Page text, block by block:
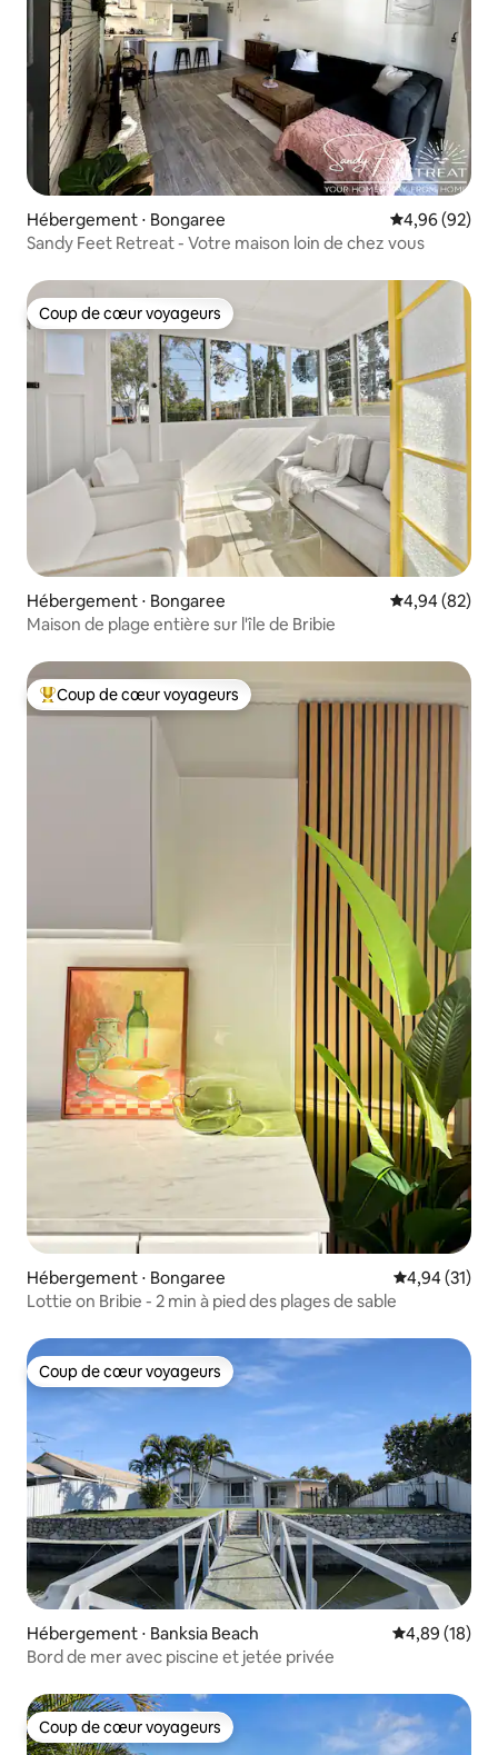
Hébergement ⋅ Bongaree Évaluation
4,96 (92)
Sandy Feet Retreat - Votre maison loin de chez vous
Coup de cœur voyageurs
Coup de cœur voyageurs
Hébergement ⋅ Bongaree Évaluation
4,94 (82)
Maison de plage entière sur l'île de Bribie
Coups de cœur voyageurs les plus appréciés
Coup de cœur voyageurs
Hébergement ⋅ Bongaree Évaluation
4,94 (31)
Lottie on Bribie - 2 min à pied des plages de sable
Coup de cœur voyageurs
Coup de cœur voyageurs
Hébergement ⋅ Banksia Beach Évaluation
4,89 (18)
Bord de mer avec piscine et jetée privée
Coup de cœur voyageurs
Coup de cœur voyageurs